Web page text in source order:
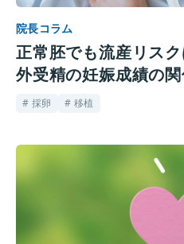
院長コラム
正常胚でも流産リス
外受精の妊娠成績の
究
# 採卵 # 移植